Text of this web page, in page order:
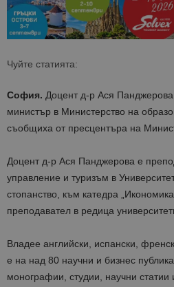
Чуйте статията:
София. Доцент д-р Ася
министър в Министерство на
съобщиха от пресцентъра на
Доцент д-р Ася Панджерова е
управление и туризъм в
стопанство, към катедра
преподавател в редица
Владее английски, испански,
е на над 80 научни и бизнес
монографии, студии, научни